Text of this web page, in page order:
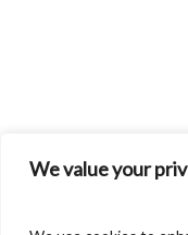
We value your